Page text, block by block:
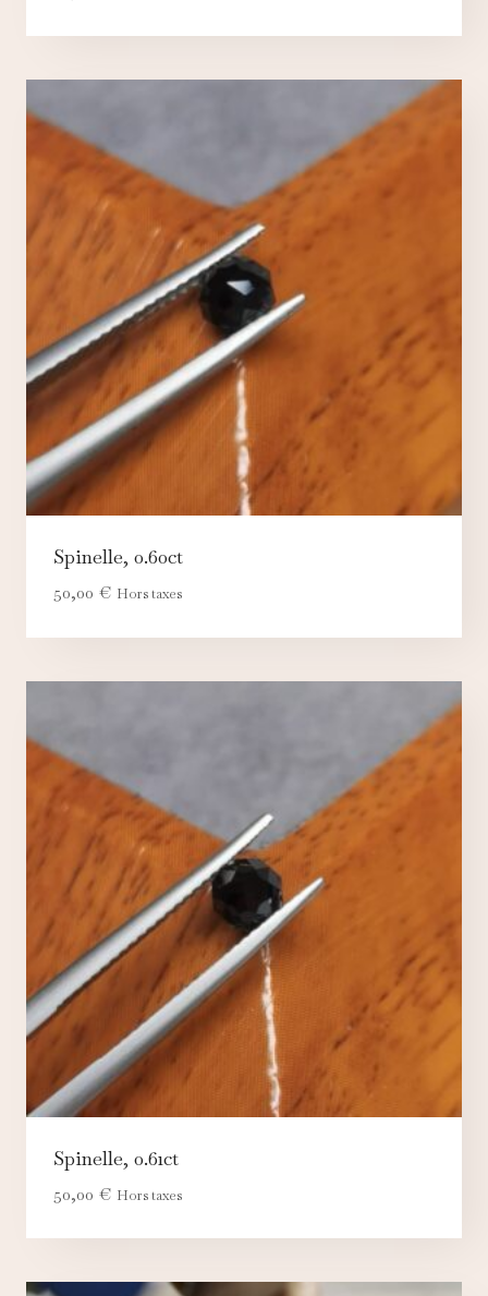
Spinelle, 0.60ct
50,00 € Hors taxes
Spinelle, 0.61ct
50,00 € Hors taxes
Nécessaires TOUJOURS ACTIFS
Ces cookies sont indispensables au bon fonctionnement
du site et ne peuvent pas être désactivés.
Analytics
Ces cookies nous permettent de mesurer l'audience et
d'améliorer nos contenus (Google Analytics, Matomo…).
Marketing
Ces cookies servent à vous proposer des publicités
adaptées à vos centres d'intérêt.